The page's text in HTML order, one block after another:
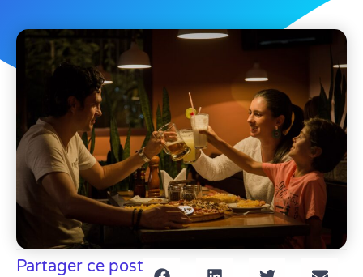
Partager ce post